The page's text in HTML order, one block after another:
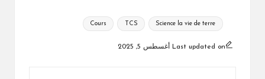
Tags:
Cours TCS Science la vie de terre
Last updated on أغسطس 5, 2025